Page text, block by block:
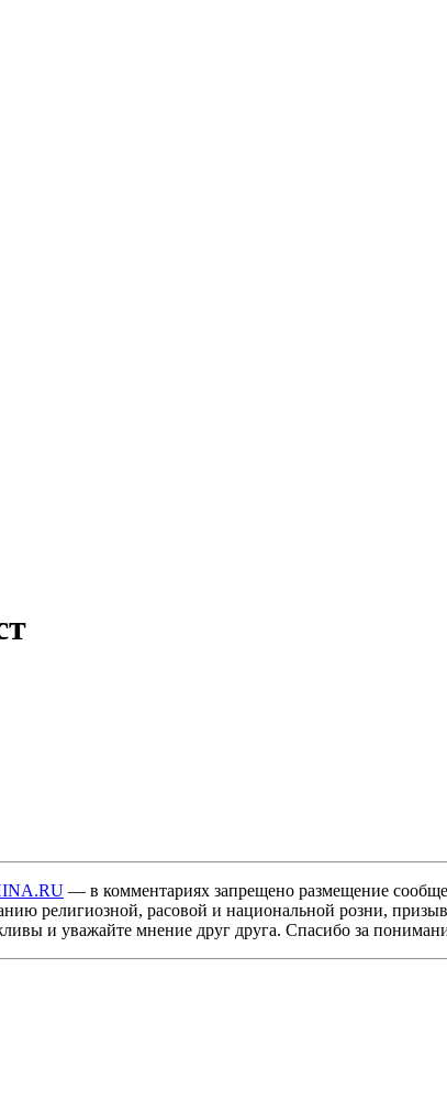
— в комментариях запрещено размещение
религиозной, расовой и национальной розни,
и уважайте мнение друг друга. Спасибо за